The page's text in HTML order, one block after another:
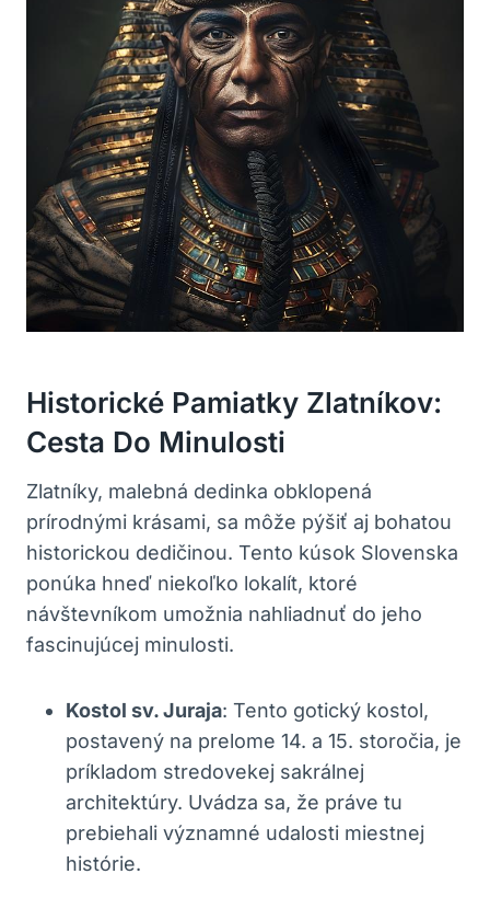
Historické Pamiatky Zlatníkov:
Cesta Do Minulosti
Zlatníky, malebná dedinka ​obklopená
prírodnými krásami, sa môže pýšiť aj bohatou
historickou ​dedičinou. Tento kúsok Slovenska ​
ponúka hneď niekoľko lokalít, ktoré
návštevníkom umožnia nahliadnuť do jeho
fascinujúcej minulosti.
Kostol sv. Juraja: Tento gotický kostol,
postavený na prelome 14. a 15. storočia, je
príkladom stredovekej ​sakrálnej
architektúry. ⁣Uvádza sa,⁢ že ⁢práve tu
⁣prebiehali⁣ významné ⁢udalosti miestnej​
histórie.